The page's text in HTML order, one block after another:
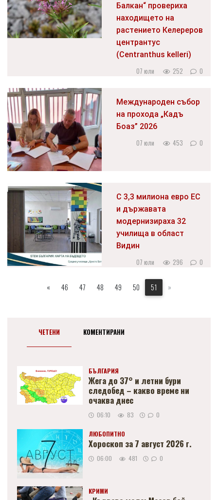
Балкан“ провериха
находището на
растението Келереров
центрантус
(Centranthus kelleri)
07 юли 252 0
Международен събор
на прохода „Кадъ
Боаз” 2026
07 юли 453 0
С 3,3 милиона евро ЕС
и държавата
модернизираха 32
училища в област
Видин
07 юли 296 0
« 46 47 48 49 50 51 »
ЧЕТЕНИ КОМЕНТИРАНИ
БЪЛГАРИЯ
Жега до 37° и летни бури
следобед – какво време ни
очаква днес
06:10 83 0
ЛЮБОПИТНО
Хороскоп за 7 август 2026 г.
06:00 481 0
КРИМИ